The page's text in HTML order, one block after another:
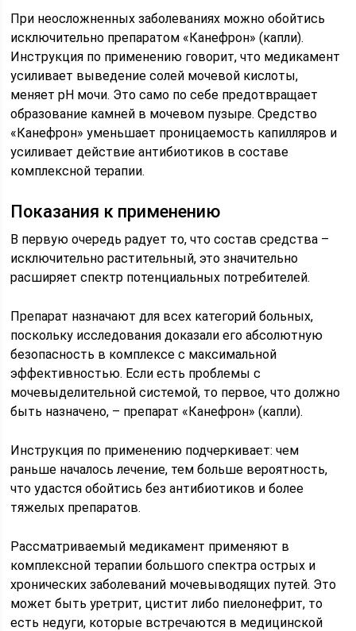
При неосложненных заболеваниях можно обойтись
исключительно препаратом «Канефрон» (капли).
Инструкция по применению говорит, что медикамент
усиливает выведение солей мочевой кислоты,
меняет pH мочи. Это само по себе предотвращает
образование камней в мочевом пузыре. Средство
«Канефрон» уменьшает проницаемость капилляров и
усиливает действие антибиотиков в составе
комплексной терапии.
Показания к применению
В первую очередь радует то, что состав средства –
исключительно растительный, это значительно
расширяет спектр потенциальных потребителей.
Препарат назначают для всех категорий больных,
поскольку исследования доказали его абсолютную
безопасность в комплексе с максимальной
эффективностью. Если есть проблемы с
мочевыделительной системой, то первое, что должно
быть назначено, – препарат «Канефрон» (капли).
Инструкция по применению подчеркивает: чем
раньше началось лечение, тем больше вероятность,
что удастся обойтись без антибиотиков и более
тяжелых препаратов.
Рассматриваемый медикамент применяют в
комплексной терапии большого спектра острых и
хронических заболеваний мочевыводящих путей. Это
может быть уретрит, цистит либо пиелонефрит, то
есть недуги, которые встречаются в медицинской